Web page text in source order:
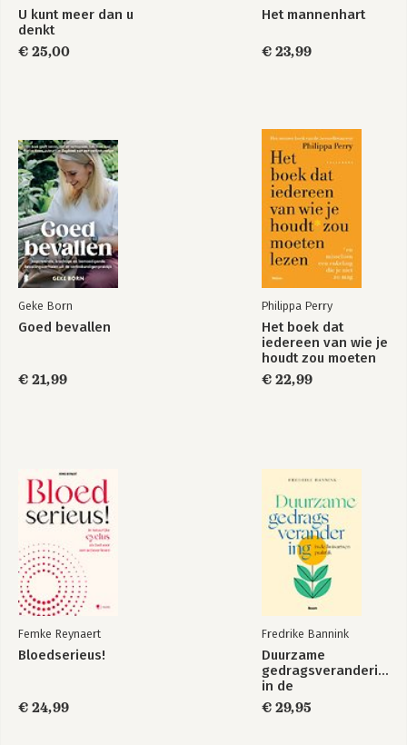
U kunt meer dan u
denkt
€ 25,00
Het mannenhart
€ 23,99
Geke Born
Goed bevallen
€ 21,99
Philippa Perry
Het boek dat
iedereen van wie je
houdt zou moeten
lezen
€ 22,99
Femke Reynaert
Bloedserieus!
€ 24,99
Fredrike Bannink
Duurzame
gedragsverandering
in de
huisartsenpraktijk
€ 29,95